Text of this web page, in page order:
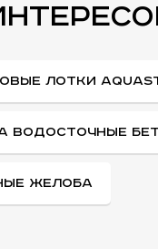
ЛОТКИ
ВОДОСТОЧНЫЕ
ЖЕЛОБА